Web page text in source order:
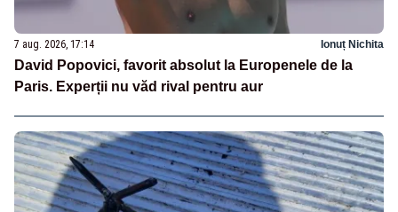
7 aug. 2026, 17:14 Ionuț Nichita
David Popovici, favorit absolut la Europenele de la
Paris. Experții nu văd rival pentru aur